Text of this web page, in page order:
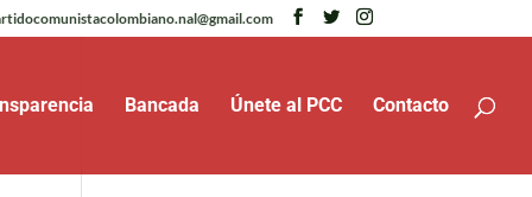
Bancada Únete al PCC Contacto